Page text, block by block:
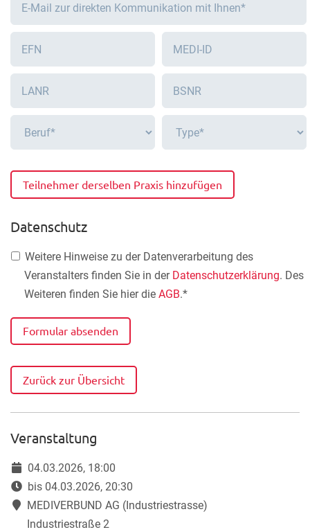
Teilnehmer derselben Praxis hinzufügen
Datenschutz
Weitere Hinweise zu der Datenverarbeitung des
Veranstalters finden Sie in der Datenschutzerklärung. Des
Weiteren finden Sie hier die AGB.*
Formular absenden
Zurück zur Übersicht
Veranstaltung
04.03.2026, 18:00
bis 04.03.2026, 20:30
MEDIVERBUND AG (Industriestrasse)
Industriestraße 2